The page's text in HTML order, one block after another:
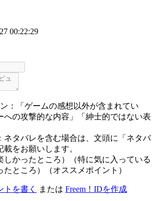
00:22:29
：「ゲームの感想以外が含まれてい
への攻撃的な内容」「紳士的ではない表
ネタバレを含む場合は、文頭に「ネタバ
をお願いします。
しかったところ）（特に気に入っている
たところ）（オススメポイント）
トを書く または Freem！IDを作成